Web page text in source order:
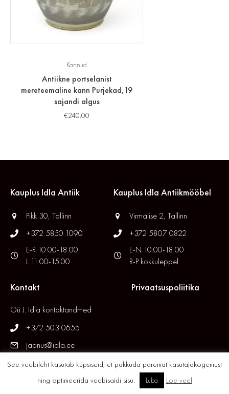
Kannud
Antiikne portselanist
mereteemaline kann Purjekad,19
sajandi algus
€240.00
Kauplus Idla Antiik
Pikk 30, Tallinn
+372 5850 1090
E-R 10.00-18.00
L 11.00-15.00
Kauplus Idla Antiikmööbel
Virmalise 2, Tallinn
+372 5807 0822
E-N 10.00-18.00
R-P kokkuleppel
Kontakt
Oü J. Idla kontaktandmed
+372 503 0655
jaanus@idla.ee
Privaatsuspoliitika
© 2026 Idla Antiik. All Rights Reserved. // Site byXYSUM
See veebileht kasutab küpsiseid, et pakkuda paremat kasutajakogemust
ning optimeerida veebisaidi sisu.
Luba Loe veel